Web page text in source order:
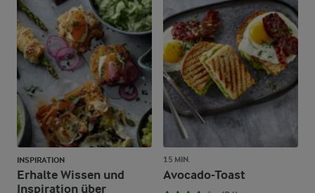
INSPIRATION
Erhalte Wissen und
Inspiration über
15 MIN.
Avocado-Toast